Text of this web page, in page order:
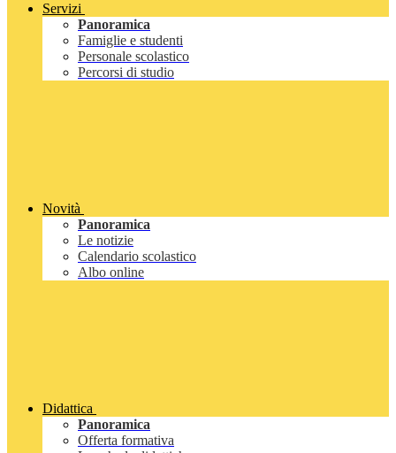
Servizi
Panoramica
Famiglie e studenti
Personale scolastico
Percorsi di studio
Novità
Panoramica
Le notizie
Calendario scolastico
Albo online
Didattica
Panoramica
Offerta formativa